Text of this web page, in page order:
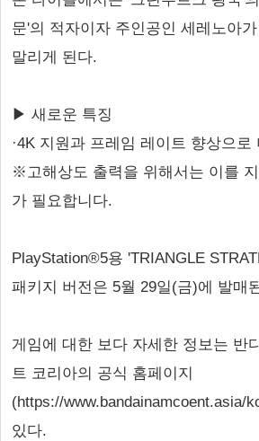
문'의 적자이자 주인공인 세레노아
말리게 된다.
▶ 새로운 특징
·4K 지원과 프레임 레이트 향상으로
※고해상도 출력을 위해서는 이를
가 필요합니다.
PlayStation®5용 'TRIANGLE
패키지 버전은 5월 29일(금)에 발매
게임에 대한 보다 자세한 정보는 반
트 코리아의 공식 홈페이지
(https://www.bandainamcoent.asia/
있다.